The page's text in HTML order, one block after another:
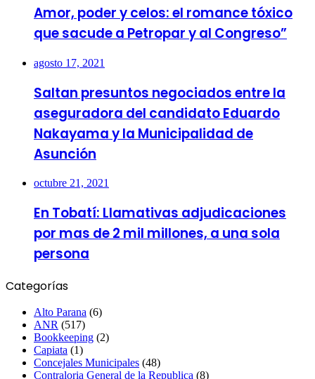
Amor, poder y celos: el romance tóxico
que sacude a Petropar y al Congreso”
agosto 17, 2021
Saltan presuntos negociados entre la
aseguradora del candidato Eduardo
Nakayama y la Municipalidad de
Asunción
octubre 21, 2021
En Tobatí: Llamativas adjudicaciones
por mas de 2 mil millones, a una sola
persona
Categorías
Alto Parana (6)
ANR (517)
Bookkeeping (2)
Capiata (1)
Concejales Municipales (48)
Contraloria General de la Republica (8)